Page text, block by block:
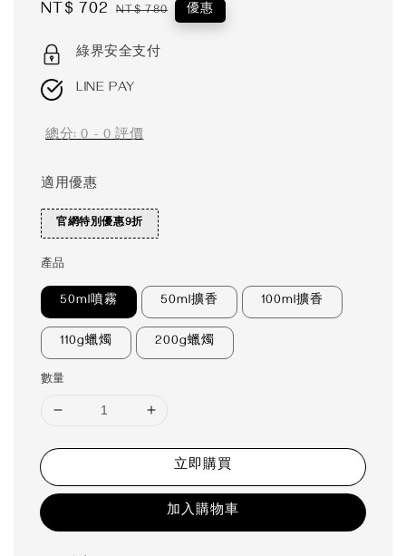
Sale
NT$ 702 Regular
NT$ 780 優惠
綠界安全支付
LINE PAY
總分:0-0評價
適用優惠
官網特別優惠9折
產品
50ml噴霧 50ml擴香 100ml擴香
110g蠟燭 200g蠟燭
數量
立即購買
加入購物車